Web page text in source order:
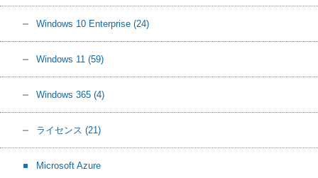
Windows 10 Enterprise (24)
Windows 11 (59)
Windows 365 (4)
ライセンス (21)
Microsoft Azure